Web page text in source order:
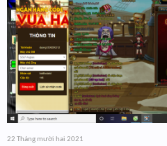
22 Tháng mười hai 2021